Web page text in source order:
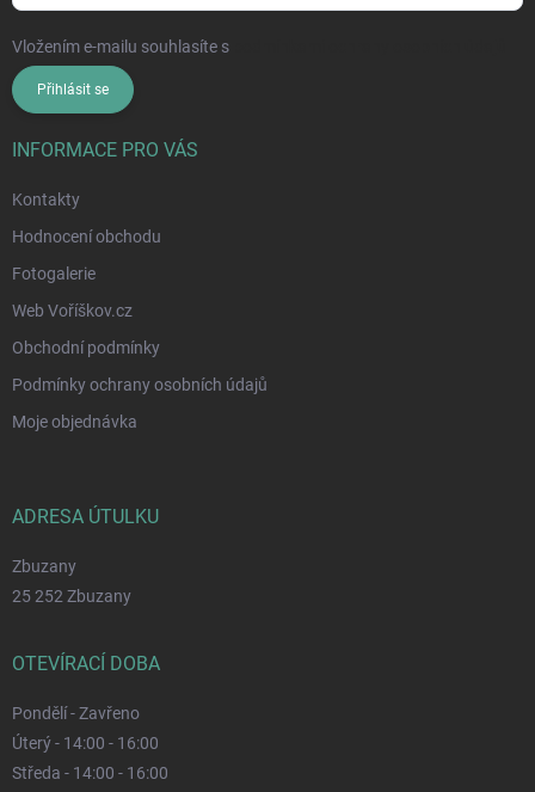
Vložením e-mailu souhlasíte s
Přihlásit se
INFORMACE PRO VÁS
Kontakty
Hodnocení obchodu
Fotogalerie
Web Voříškov.cz
Obchodní podmínky
Podmínky ochrany osobních údajů
Moje objednávka
ADRESA ÚTULKU
Zbuzany
25 252 Zbuzany
OTEVÍRACÍ DOBA
Pondělí - Zavřeno
Úterý - 14:00 - 16:00
Středa - 14:00 - 16:00